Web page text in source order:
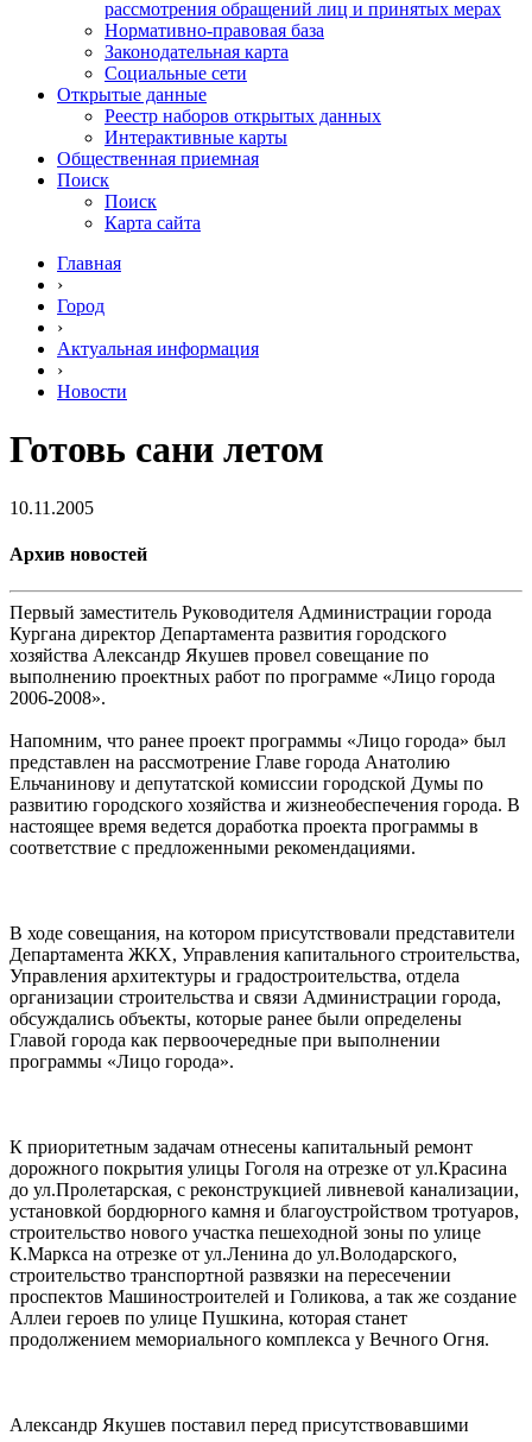
рассмотрения обращений лиц и принятых мерах
Нормативно-правовая база
Законодательная карта
Социальные сети
Открытые данные
Реестр наборов открытых данных
Интерактивные карты
Общественная приемная
Поиск
Поиск
Карта сайта
Главная
›
Город
›
Актуальная информация
›
Новости
Готовь сани летом
10.11.2005
Архив новостей
Первый заместитель Руководителя Администрации города
Кургана директор Департамента развития городского
хозяйства Александр Якушев провел совещание по
выполнению проектных работ по программе «Лицо города
2006-2008».
Напомним, что ранее проект программы «Лицо города» был
представлен на рассмотрение Главе города Анатолию
Ельчанинову и депутатской комиссии городской Думы по
развитию городского хозяйства и жизнеобеспечения города. В
настоящее время ведется доработка проекта программы в
соответствие с предложенными рекомендациями.
В ходе совещания, на котором присутствовали представители
Департамента ЖКХ, Управления капитального строительства,
Управления архитектуры и градостроительства, отдела
организации строительства и связи Администрации города,
обсуждались объекты, которые ранее были определены
Главой города как первоочередные при выполнении
программы «Лицо города».
К приоритетным задачам отнесены капитальный ремонт
дорожного покрытия улицы Гоголя на отрезке от ул.Красина
до ул.Пролетарская, с реконструкцией ливневой канализации,
установкой бордюрного камня и благоустройством тротуаров,
строительство нового участка пешеходной зоны по улице
К.Маркса на отрезке от ул.Ленина до ул.Володарского,
строительство транспортной развязки на пересечении
проспектов Машиностроителей и Голикова, а так же создание
Аллеи героев по улице Пушкина, которая станет
продолжением мемориального комплекса у Вечного Огня.
Александр Якушев поставил перед присутствовавшими